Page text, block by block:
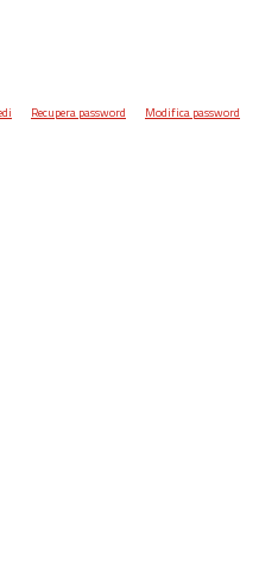
Recupera password Modifica password